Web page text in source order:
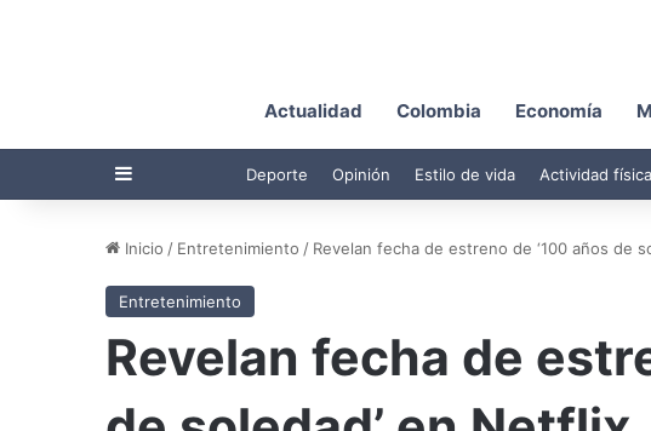
Actualidad Colombia Economía
Barra lateral Deporte Opinión Estilo de vida Actividad física
Inicio / Entretenimiento / Revelan fecha de estreno de ‘100 años de
Entretenimiento
Revelan fecha de